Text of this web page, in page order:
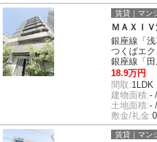
賃貸｜マン
ＭＡＸＩ
銀座線「
つくばエ
銀座線「
18.9万円
間取:1LDK
建物面積:-
土地面積:-
敷金/礼金:
賃貸｜マン